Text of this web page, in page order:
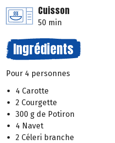
Cuisson
50 min
Ingrédients
Pour 4 personnes
4 Carotte
2 Courgette
300 g de Potiron
4 Navet
2 Céleri branche